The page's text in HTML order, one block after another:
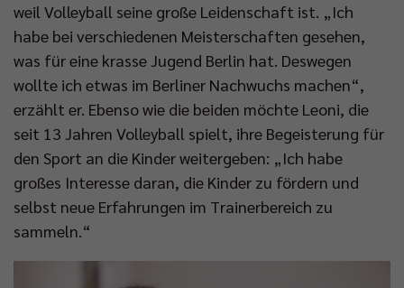
weil Volleyball seine große Leidenschaft ist. „Ich
habe bei verschiedenen Meisterschaften gesehen,
was für eine krasse Jugend Berlin hat. Deswegen
wollte ich etwas im Berliner Nachwuchs machen“,
erzählt er. Ebenso wie die beiden möchte Leoni, die
seit 13 Jahren Volleyball spielt, ihre Begeisterung für
den Sport an die Kinder weitergeben: „Ich habe
großes Interesse daran, die Kinder zu fördern und
selbst neue Erfahrungen im Trainerbereich zu
sammeln.“
Impressum|Datenschutzerklärung